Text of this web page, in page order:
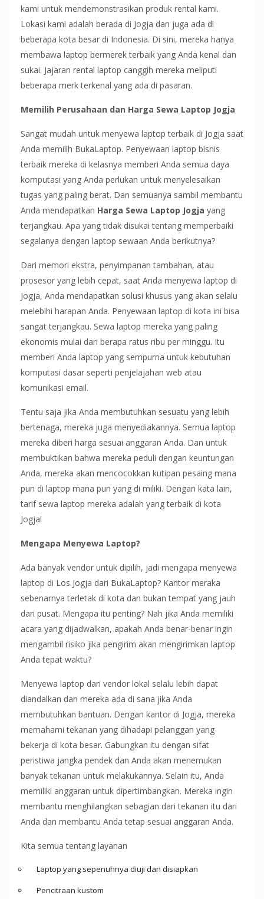
kami untuk mendemonstrasikan produk rental kami.
Lokasi kami adalah berada di Jogja dan juga ada di
beberapa kota besar di Indonesia. Di sini, mereka hanya
membawa laptop bermerek terbaik yang Anda kenal dan
sukai. Jajaran rental laptop canggih mereka meliputi
beberapa merk terkenal yang ada di pasaran.
Memilih Perusahaan dan Harga Sewa Laptop Jogja
Sangat mudah untuk menyewa laptop terbaik di Jogja saat
Anda memilih BukaLaptop. Penyewaan laptop bisnis
terbaik mereka di kelasnya memberi Anda semua daya
komputasi yang Anda perlukan untuk menyelesaikan
tugas yang paling berat. Dan semuanya sambil membantu
Anda mendapatkan Harga Sewa Laptop Jogja yang
terjangkau. Apa yang tidak disukai tentang memperbaiki
segalanya dengan laptop sewaan Anda berikutnya?
Dari memori ekstra, penyimpanan tambahan, atau
prosesor yang lebih cepat, saat Anda menyewa laptop di
Jogja, Anda mendapatkan solusi khusus yang akan selalu
melebihi harapan Anda. Penyewaan laptop di kota ini bisa
sangat terjangkau. Sewa laptop mereka yang paling
ekonomis mulai dari berapa ratus ribu per minggu. Itu
memberi Anda laptop yang sempurna untuk kebutuhan
komputasi dasar seperti penjelajahan web atau
komunikasi email.
Tentu saja jika Anda membutuhkan sesuatu yang lebih
bertenaga, mereka juga menyediakannya. Semua laptop
mereka diberi harga sesuai anggaran Anda. Dan untuk
membuktikan bahwa mereka peduli dengan keuntungan
Anda, mereka akan mencocokkan kutipan pesaing mana
pun di laptop mana pun yang di miliki. Dengan kata lain,
tarif sewa laptop mereka adalah yang terbaik di kota
Jogja!
Mengapa Menyewa Laptop?
Ada banyak vendor untuk dipilih, jadi mengapa menyewa
laptop di Los Jogja dari BukaLaptop? Kantor meraka
sebenarnya terletak di kota dan bukan tempat yang jauh
dari pusat. Mengapa itu penting? Nah jika Anda memiliki
acara yang dijadwalkan, apakah Anda benar-benar ingin
mengambil risiko jika pengirim akan mengirimkan laptop
Anda tepat waktu?
Menyewa laptop dari vendor lokal selalu lebih dapat
diandalkan dan mereka ada di sana jika Anda
membutuhkan bantuan. Dengan kantor di Jogja, mereka
memahami tekanan yang dihadapi pelanggan yang
bekerja di kota besar. Gabungkan itu dengan sifat
peristiwa jangka pendek dan Anda akan menemukan
banyak tekanan untuk melakukannya. Selain itu, Anda
memiliki anggaran untuk dipertimbangkan. Mereka ingin
membantu menghilangkan sebagian dari tekanan itu dari
Anda dan membantu Anda tetap sesuai anggaran Anda.
Kita semua tentang layanan
Laptop yang sepenuhnya diuji dan disiapkan
Pencitraan kustom